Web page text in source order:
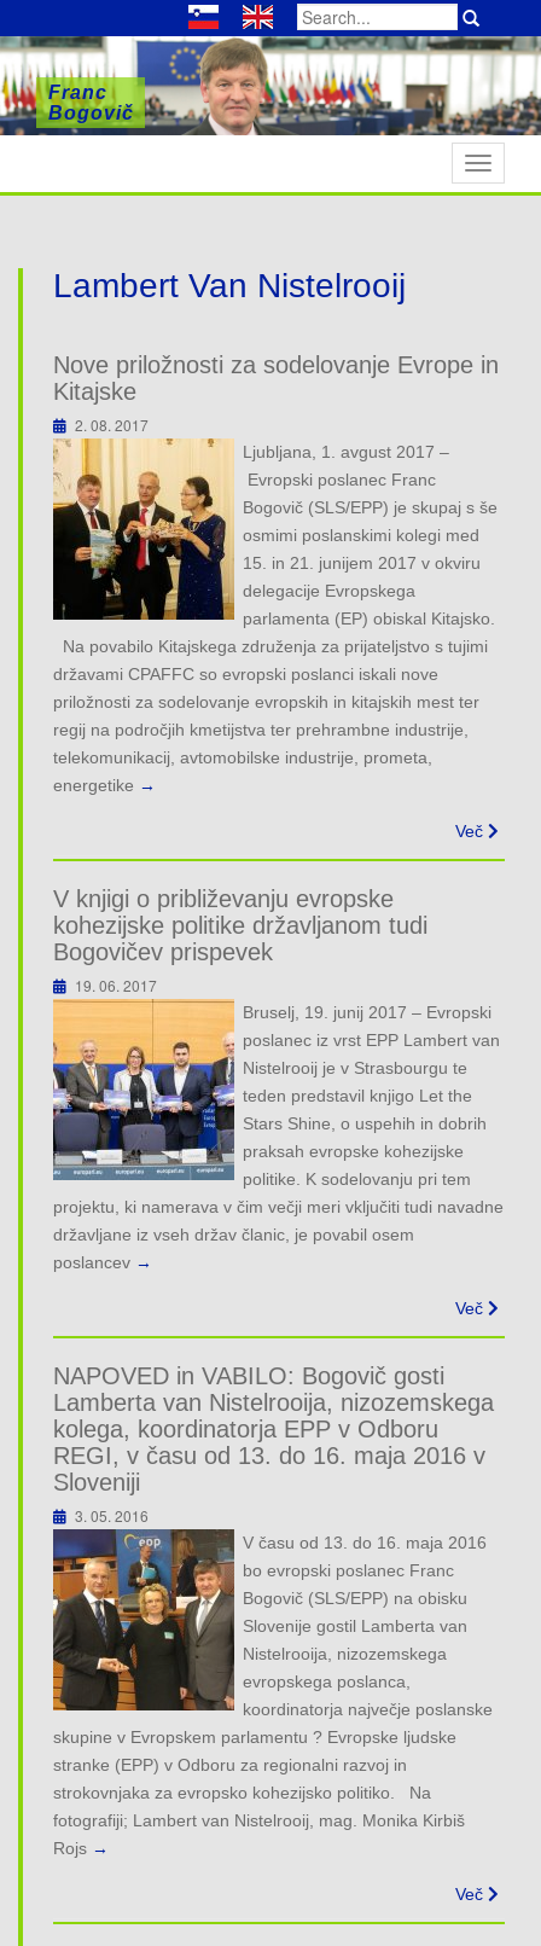
Search
for:
Franc
Bogovič
Franc
Bogovič
Franc
Bogovič
T
o
a
t
i
o
Lambert Van Nistelrooij
Nove priložnosti za sodelovanje Evrope in
Kitajske
2. 08. 2017
Ljubljana, 1. avgust 2017 –
Evropski poslanec Franc
Bogovič (SLS/EPP) je skupaj s še
osmimi poslanskimi kolegi med
15. in 21. junijem 2017 v okviru
delegacije Evropskega
parlamenta (EP) obiskal Kitajsko.
Na povabilo Kitajskega združenja za prijateljstvo s tujimi
državami CPAFFC so evropski poslanci iskali nove
priložnosti za sodelovanje evropskih in kitajskih mest ter
regij na področjih kmetijstva ter prehrambne industrije,
telekomunikacij, avtomobilske industrije, prometa,
energetike →
Več
V knjigi o približevanju evropske
kohezijske politike državljanom tudi
Bogovičev prispevek
19. 06. 2017
Bruselj, 19. junij 2017 – Evropski
poslanec iz vrst EPP Lambert van
Nistelrooij je v Strasbourgu te
teden predstavil knjigo Let the
Stars Shine, o uspehih in dobrih
praksah evropske kohezijske
politike. K sodelovanju pri tem
projektu, ki namerava v čim večji meri vključiti tudi navadne
državljane iz vseh držav članic, je povabil osem
poslancev →
Več
NAPOVED in VABILO: Bogovič gosti
Lamberta van Nistelrooija, nizozemskega
kolega, koordinatorja EPP v Odboru
REGI, v času od 13. do 16. maja 2016 v
Sloveniji
3. 05. 2016
V času od 13. do 16. maja 2016
bo evropski poslanec Franc
Bogovič (SLS/EPP) na obisku
Slovenije gostil Lamberta van
Nistelrooija, nizozemskega
evropskega poslanca,
koordinatorja največje poslanske
skupine v Evropskem parlamentu ? Evropske ljudske
stranke (EPP) v Odboru za regionalni razvoj in
strokovnjaka za evropsko kohezijsko politiko. Na
fotografiji; Lambert van Nistelrooij, mag. Monika Kirbiš
Rojs →
Več